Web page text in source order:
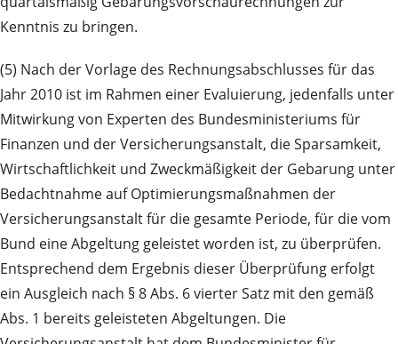
Kenntnis zu bringen.
(5) Nach der Vorlage des Rechnungsabschlusses für das
Jahr 2010 ist im Rahmen einer Evaluierung, jedenfalls unter
Mitwirkung von Experten des Bundesministeriums für
Finanzen und der Versicherungsanstalt, die Sparsamkeit,
Wirtschaftlichkeit und Zweckmäßigkeit der Gebarung unter
Bedachtnahme auf Optimierungsmaßnahmen der
Versicherungsanstalt für die gesamte Periode, für die vom
Bund eine Abgeltung geleistet worden ist, zu überprüfen.
Entsprechend dem Ergebnis dieser Überprüfung erfolgt
ein Ausgleich nach § 8 Abs. 6 vierter Satz mit den gemäß
Abs. 1 bereits geleisteten Abgeltungen. Die